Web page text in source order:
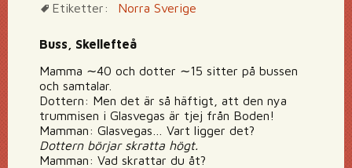
Etiketter:
Norra Sverige
Buss, Skellefteå
Mamma ∼40 och dotter ∼15 sitter på bussen
och samtalar.
Dottern: Men det är så häftigt, att den nya
trummisen i Glasvegas är tjej från Boden!
Mamman: Glasvegas… Vart ligger det?
Dottern börjar skratta högt.
Mamman: Vad skrattar du åt?